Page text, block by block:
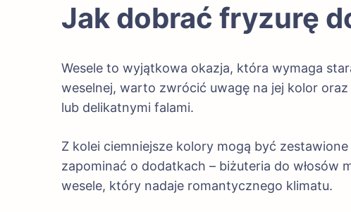
Jak dobrać fryzurę
Wesele to wyjątkowa okazja, która wymaga
weselnej, warto zwrócić uwagę na jej kolor
lub delikatnymi falami.
Z kolei ciemniejsze kolory mogą być
zapominać o dodatkach – biżuteria do włosów
wesele, który nadaje romantycznego klimatu.